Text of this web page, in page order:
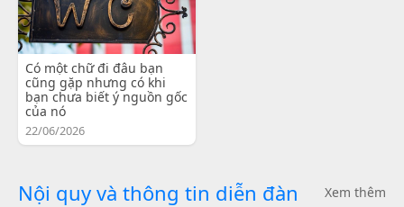
Có một chữ đi đâu bạn
cũng gặp nhưng có khi
bạn chưa biết ý nguồn gốc
của nó
22/06/2026
Nội quy và thông tin diễn đàn Xem thêm